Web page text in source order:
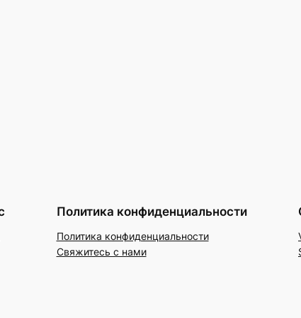
Политика конфиденциальности
Политика конфиденциальности
Свяжитесь с нами